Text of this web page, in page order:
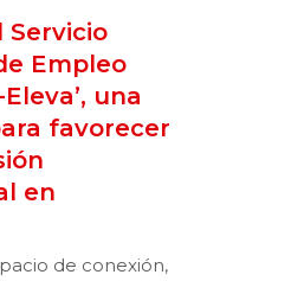
Servicio
Empleo
una
favorecer
en
de conexión,